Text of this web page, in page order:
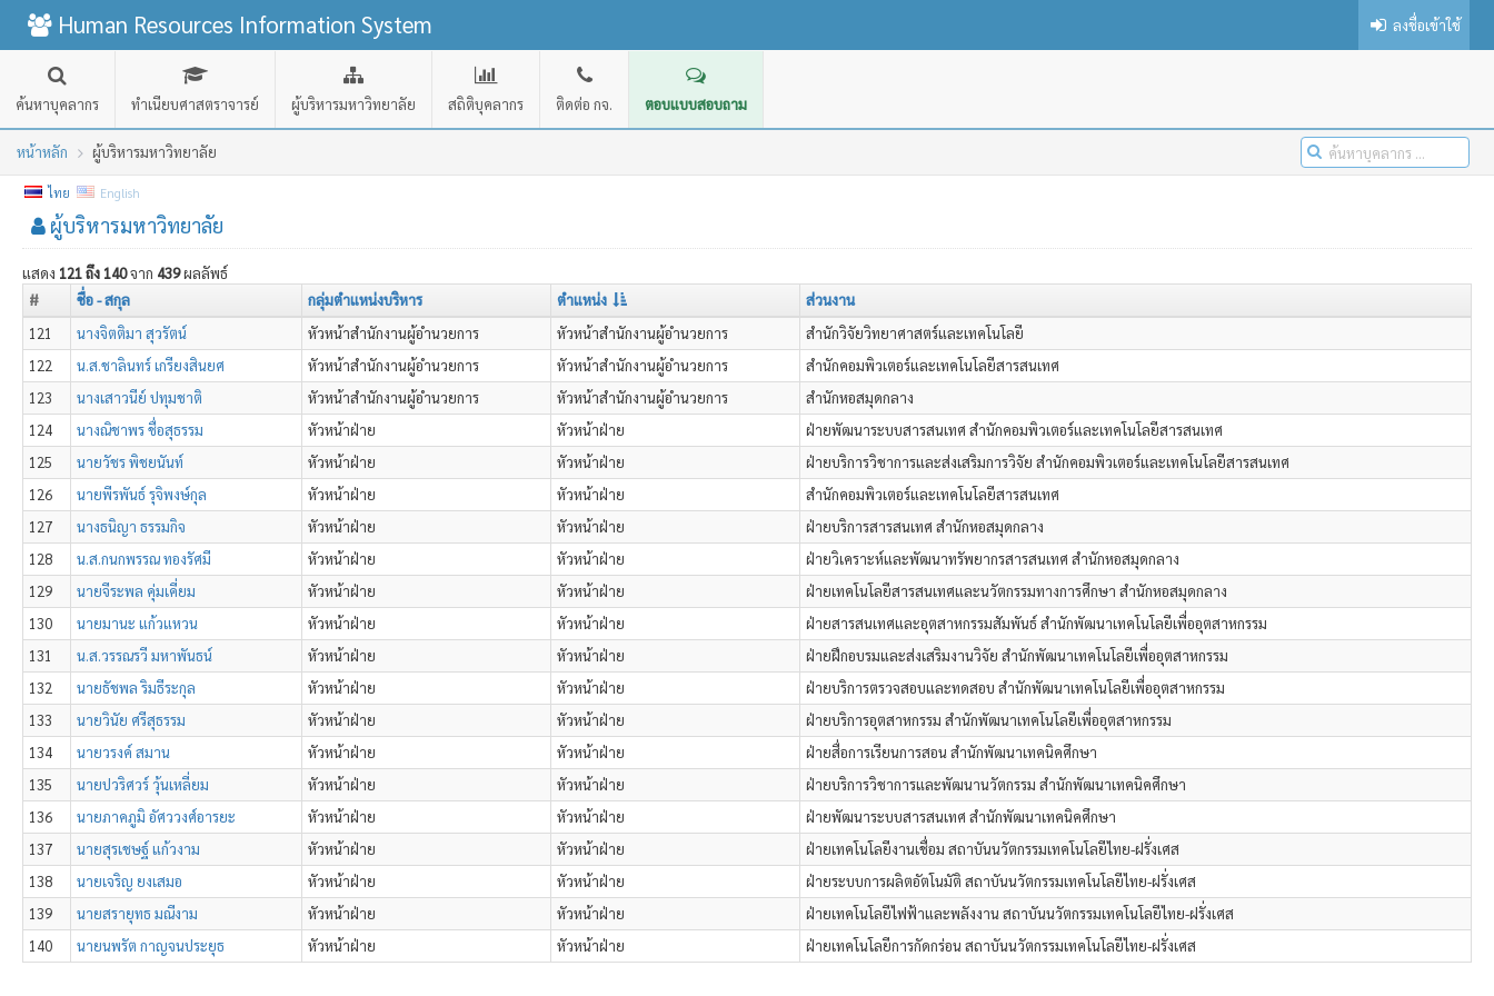
Human Resources Information System ลงชื่อเข้าใช้
ค้นหาบุคลากร ทำเนียบศาสตราจารย์ ผู้บริหารมหาวิทยาลัย สถิติบุคลากร ติดต่อ กจ. ตอบแบบสอบถาม
หน้าหลัก ผู้บริหารมหาวิทยาลัย
ไทย English
ผู้บริหารมหาวิทยาลัย
แสดง 121 ถึง 140จาก 439ผลลัพธ์
#
ชื่อ - สกุล กลุ่มตำแหน่งบริหาร ตำแหน่ง
ส่วนงาน
121
นางจิตติมา สุวรัตน์ หัวหน้าสำนักงานผู้อำนวยการ หัวหน้าสำนักงานผู้อำนวยการ
สำนักวิจัยวิทยาศาสตร์และเทคโนโลยี
122
น.ส.ชาลินทร์ เกรียงสินยศ หัวหน้าสำนักงานผู้อำนวยการ หัวหน้าสำนักงานผู้อำนวยการ
สำนักคอมพิวเตอร์และเทคโนโลยีสารสนเทศ
123
นางเสาวนีย์ ปทุมชาติ หัวหน้าสำนักงานผู้อำนวยการ หัวหน้าสำนักงานผู้อำนวยการ
สำนักหอสมุดกลาง
124
นางณิชาพร ชื่อสุธรรม หัวหน้าฝ่าย หัวหน้าฝ่าย
ฝ่ายพัฒนาระบบสารสนเทศ สำนักคอมพิวเตอร์และเทคโนโลยีสารสนเทศ
125
นายวัชร พิชยนันท์ หัวหน้าฝ่าย หัวหน้าฝ่าย
ฝ่ายบริการวิชาการและส่งเสริมการวิจัย สำนักคอมพิวเตอร์และเทคโนโลยีสารสนเทศ
126
นายพีรพันธ์ รุจิพงษ์กุล หัวหน้าฝ่าย หัวหน้าฝ่าย
สำนักคอมพิวเตอร์และเทคโนโลยีสารสนเทศ
127
นางธนิญา ธรรมกิจ หัวหน้าฝ่าย หัวหน้าฝ่าย
ฝ่ายบริการสารสนเทศ สำนักหอสมุดกลาง
128
น.ส.กนกพรรณ ทองรัศมี หัวหน้าฝ่าย หัวหน้าฝ่าย
ฝ่ายวิเคราะห์และพัฒนาทรัพยากรสารสนเทศ สำนักหอสมุดกลาง
129
นายจีระพล คุ่มเคี่ยม หัวหน้าฝ่าย หัวหน้าฝ่าย
ฝ่ายเทคโนโลยีสารสนเทศและนวัตกรรมทางการศึกษา สำนักหอสมุดกลาง
130
นายมานะ แก้วแหวน หัวหน้าฝ่าย หัวหน้าฝ่าย
ฝ่ายสารสนเทศและอุตสาหกรรมสัมพันธ์ สำนักพัฒนาเทคโนโลยีเพื่ออุตสาหกรรม
131
น.ส.วรรณรวี มหาพันธน์ หัวหน้าฝ่าย หัวหน้าฝ่าย
ฝ่ายฝึกอบรมและส่งเสริมงานวิจัย สำนักพัฒนาเทคโนโลยีเพื่ออุตสาหกรรม
132
นายธัชพล ริมธีระกุล หัวหน้าฝ่าย หัวหน้าฝ่าย
ฝ่ายบริการตรวจสอบและทดสอบ สำนักพัฒนาเทคโนโลยีเพื่ออุตสาหกรรม
133
นายวินัย ศรีสุธรรม หัวหน้าฝ่าย หัวหน้าฝ่าย
ฝ่ายบริการอุตสาหกรรม สำนักพัฒนาเทคโนโลยีเพื่ออุตสาหกรรม
134
นายวรงค์ สมาน หัวหน้าฝ่าย หัวหน้าฝ่าย
ฝ่ายสื่อการเรียนการสอน สำนักพัฒนาเทคนิคศึกษา
135
นายปวริศวร์ วุ้นเหลี่ยม หัวหน้าฝ่าย หัวหน้าฝ่าย
ฝ่ายบริการวิชาการและพัฒนานวัตกรรม สำนักพัฒนาเทคนิคศึกษา
136
นายภาคภูมิ อัศววงศ์อารยะ หัวหน้าฝ่าย หัวหน้าฝ่าย
ฝ่ายพัฒนาระบบสารสนเทศ สำนักพัฒนาเทคนิคศึกษา
137
นายสุรเชษฐ์ แก้วงาม หัวหน้าฝ่าย หัวหน้าฝ่าย
ฝ่ายเทคโนโลยีงานเชื่อม สถาบันนวัตกรรมเทคโนโลยีไทย-ฝรั่งเศส
138
นายเจริญ ยงเสมอ หัวหน้าฝ่าย หัวหน้าฝ่าย
ฝ่ายระบบการผลิตอัตโนมัติ สถาบันนวัตกรรมเทคโนโลยีไทย-ฝรั่งเศส
139
นายสรายุทธ มณีงาม หัวหน้าฝ่าย หัวหน้าฝ่าย
ฝ่ายเทคโนโลยีไฟฟ้าและพลังงาน สถาบันนวัตกรรมเทคโนโลยีไทย-ฝรั่งเศส
140
นายนพรัต กาญจนประยุธ หัวหน้าฝ่าย หัวหน้าฝ่าย ฝ่ายเทคโนโลยีการกัดกร่อน สถาบันนวัตกรรมเทคโนโลยีไทย-ฝรั่งเศส